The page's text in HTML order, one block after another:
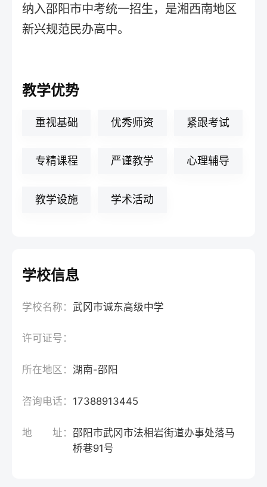
纳入邵阳市中考统一招生，是湘西南地区
新兴规范民办高中。
教学优势
重视基础 优秀师资 紧跟考试
专精课程 严谨教学 心理辅导
教学设施 学术活动
学校信息
学校名称： 武冈市诚东高级中学
许可证号：
所在地区：湖南-邵阳
咨询电话： 17388913445
地 址：邵阳市武冈市法相岩街道办事处落马
桥巷91号